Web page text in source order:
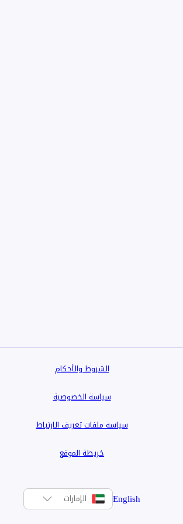
الشروط والأحكام
سياسة الخصوصية
سياسة ملفات تعريف الارتباط
خريطة الموقع
English الإمارات